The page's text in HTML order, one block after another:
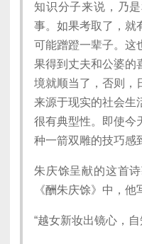
知识分子来说，乃
事。如果考取了，就
可能蹭蹬一辈子。这
果得到丈夫和公婆的
境就顺当了，否则，
来源于现实的社会生
很有典型性。即使今
种一箭双雕的技巧感
朱庆馀呈献的这首
《酬朱庆馀》中，他
“越女新妆出镜心，自